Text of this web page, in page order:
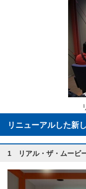
リ
リニューアルした新
1 リアル・ザ・ムービ